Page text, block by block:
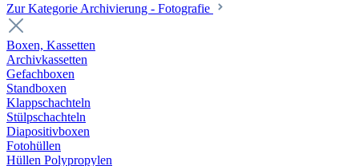
Zur Kategorie Archivierung - Fotografie
Boxen, Kassetten
Archivkassetten
Gefachboxen
Standboxen
Klappschachteln
Stülpschachteln
Diapositivboxen
Fotohüllen
Hüllen Polypropylen